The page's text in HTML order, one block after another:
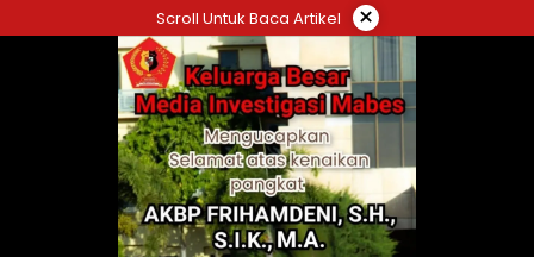
ke
Scroll Untuk Baca Artikel ×